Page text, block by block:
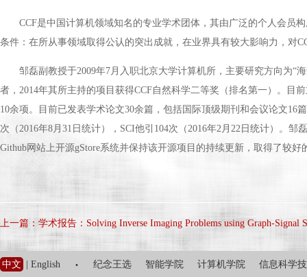
CCF是中国计算机领域知名的专业学术团体，其由广泛的个人会员
条件：在所从事领域取得公认的突出成就，在业界具有较大影响力，对
邹磊副教授于2009年7月入职北京大学计算机所，主要研究方向为“
者，2014年其所主持的项目获得CCF自然科学二等奖（排名第一）。
10余项。目前已发表学术论文30余篇，包括国际顶级期刊和会议论文16
次（2016年8月31日统计），SCI他引104次（2016年2月22日统计）。
Github网站上开源gStore系统并保持该开源项目的持续更新，取得了较好
上一篇：学术报告：Solving Inverse Imaging Problems using Graph-Signal
中文 English · 纪念王选 智能学院 计算机学院 信息科学